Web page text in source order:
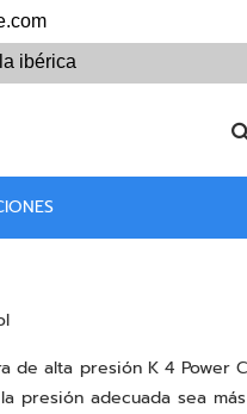
ibérica
de alta presión K 4 Power
presión adecuada sea